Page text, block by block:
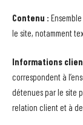
Contenu :
le site, notamment
Informations
correspondent à
détenues par le site
relation client et à